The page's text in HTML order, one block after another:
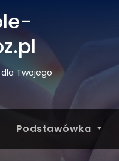
Twojego
Podstawówka